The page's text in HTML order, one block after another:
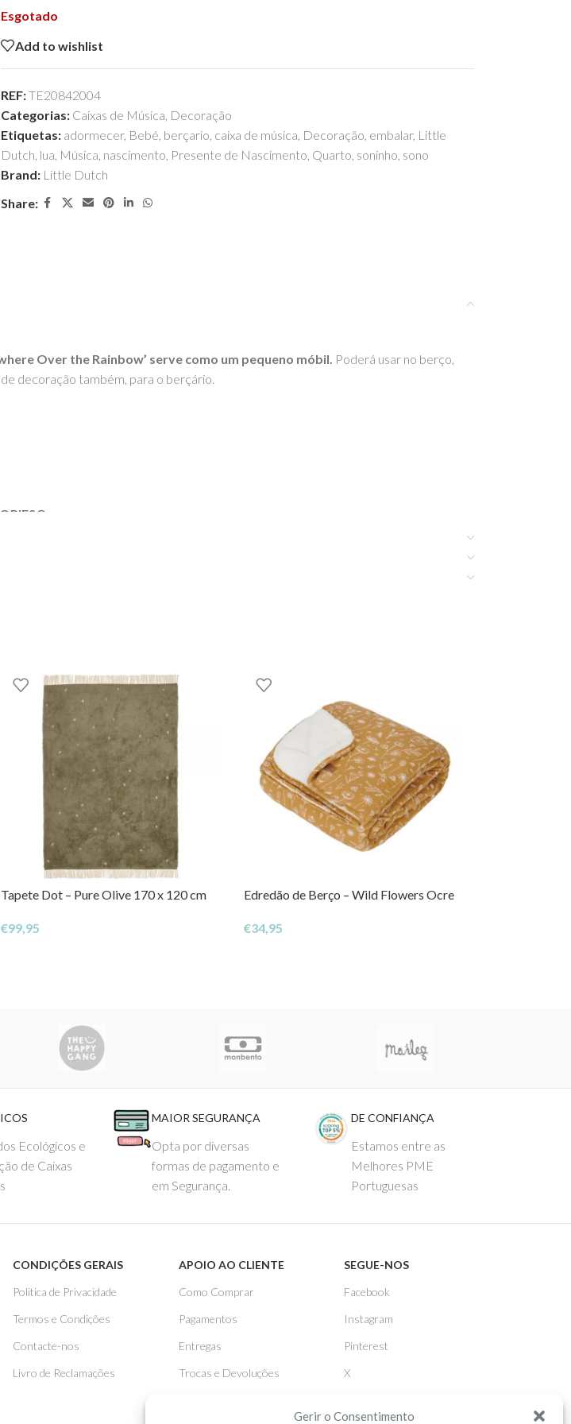
Gerir o Consentimento
Esgotado
Add to wishlist
REF:TE20842004
Categorias: Caixas de Música, Decoração
Etiquetas: adormecer, Bebé, berçario, caixa de música, Decoração, embalar, Little
Dutch, lua, Música, nascimento, Presente de Nascimento, Quarto, soninho, sono
Brand: Little Dutch
Share:
Over the Rainbow’ serve como um pequeno móbil. Poderá usar no berço,
decoração também, para o berçário.
Tapete Dot – Pure Olive 170 x 120 cm
€99,95
Edredão de Berço – Wild Flowers Ocre
€34,95
Ecológicos e
de Caixas
MAIOR SEGURANÇA
Opta por diversas
formas de pagamento e
em Segurança.
DE CONFIANÇA
Estamos entre as
Melhores PME
Portuguesas
CONDIÇÕES GERAIS
Politica de Privacidade
Termos e Condições
Contacte-nos
Livro de Reclamações
APOIO AO CLIENTE
Como Comprar
Pagamentos
Entregas
Trocas e Devoluções
SEGUE-NOS
Facebook
Instagram
Pinterest
X